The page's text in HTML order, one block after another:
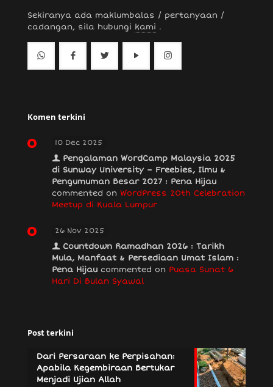
Sekiranya ada maklumbalas / pertanyaan /
cadangan, sila hubungi kami .
Komen terkini
10 Dec 2025
Pengalaman WordCamp Malaysia 2025
di Sunway University – Freebies, Ilmu &
Pengumuman Besar 2027 : Pena Hijau
commented on WordPress 20th Celebration
Meetup di Kuala Lumpur
26 Nov 2025
Countdown Ramadhan 2026 : Tarikh
Mula, Manfaat & Persediaan Umat Islam :
Pena Hijau commented on Puasa Sunat 6
Hari Di Bulan Syawal
Post terkini
Dari Persaraan ke Perpisahan:
Apabila Kegembiraan Bertukar
Menjadi Ujian Allah